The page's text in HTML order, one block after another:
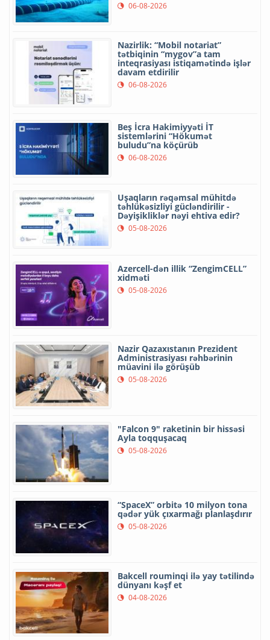
06-08-2026
Nazirlik: “Mobil notariat”
tətbiqinin “mygov”a tam
inteqrasiyası istiqamətində işlər
davam etdirilir
06-08-2026
Beş İcra Hakimiyyəti İT
sistemlərini “Hökumət
buludu”na köçürüb
06-08-2026
Uşaqların rəqəmsal mühitdə
təhlükəsizliyi gücləndirilir -
Dəyişikliklər nəyi ehtiva edir?
05-08-2026
Azercell-dən illik “ZengimCELL”
xidməti
05-08-2026
Nazir Qazaxıstanın Prezident
Administrasiyası rəhbərinin
müavini ilə görüşüb
05-08-2026
"Falcon 9" raketinin bir hissəsi
Ayla toqquşacaq
05-08-2026
“SpaceX” orbitə 10 milyon tona
qədər yük çıxarmağı planlaşdırır
05-08-2026
Bakcell rouminqi ilə yay tətilində
dünyanı kəşf et
04-08-2026